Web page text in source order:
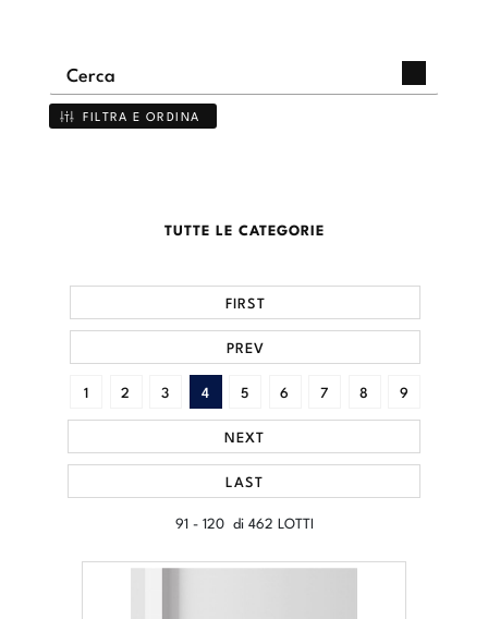
FILTRA E ORDINA
TUTTE LE CATEGORIE
91 - 120 di 462 LOTTI
FIRST
PREV
1 2 3 4 5 6 7 8 9
NEXT
LAST